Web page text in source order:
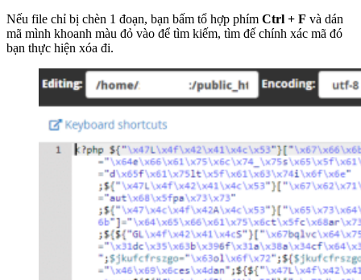
Nếu file chỉ bị chèn 1 đoạn, bạn bấm tổ hợp phím Ctrl + F và dán
mã mình khoanh màu đỏ vào để tìm kiếm, tìm đế chính xác mã đó
bạn thực hiện xóa đi.